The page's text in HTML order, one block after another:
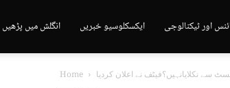
انگلش میں پڑھیں ایکسکلوسیو خبریں اور ٹیکنالوجی
Home
سے نکلایانہیں؟فیٹف نے اعلان کردیا